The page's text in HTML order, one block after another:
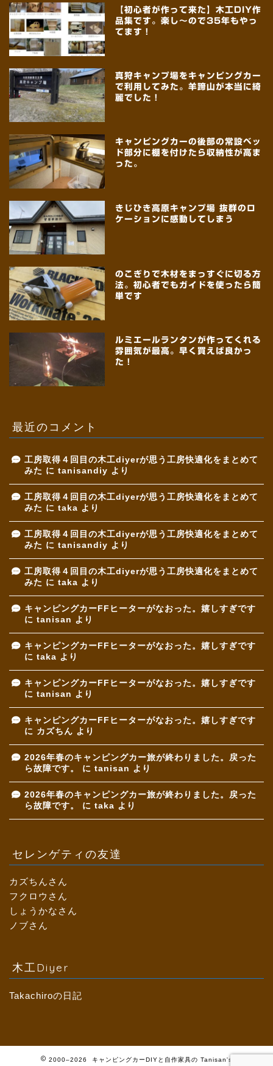
【初心者が作って来た】木工DIY作
品集です。楽し～ので35年もやっ
てます！
真狩キャンプ場をキャンピングカー
で利用してみた。羊蹄山が本当に綺
麗でした！
キャンピングカーの後部の常設ベッ
ド部分に棚を付けたら収納性が高ま
った。
きじひき高原キャンプ場 抜群のロ
ケーションに感動してしまう
のこぎりで木材をまっすぐに切る方
法。初心者でもガイドを使ったら簡
単です
ルミエールランタンが作ってくれる
雰囲気が最高。早く買えば良かっ
た！
最近のコメント
工房取得４回目の木工diyerが思う工房快適化をまとめて
みた に tanisandiy より
工房取得４回目の木工diyerが思う工房快適化をまとめて
みた に taka より
工房取得４回目の木工diyerが思う工房快適化をまとめて
みた に tanisandiy より
工房取得４回目の木工diyerが思う工房快適化をまとめて
みた に taka より
キャンピングカーFFヒーターがなおった。嬉しすぎです
に tanisan より
キャンピングカーFFヒーターがなおった。嬉しすぎです
に taka より
キャンピングカーFFヒーターがなおった。嬉しすぎです
に tanisan より
キャンピングカーFFヒーターがなおった。嬉しすぎです
に カズちん より
2026年春のキャンピングカー旅が終わりました。戻った
ら故障です。
に tanisan より
2026年春のキャンピングカー旅が終わりました。戻った
ら故障です。
に taka より
セレンゲティの友達
カズちんさん
フクロウさん
しょうかなさん
ノブさん
木工Diyer
Takachiroの日記
2000–2026 キャンピングカーDIYと自作家具の Tanisan's